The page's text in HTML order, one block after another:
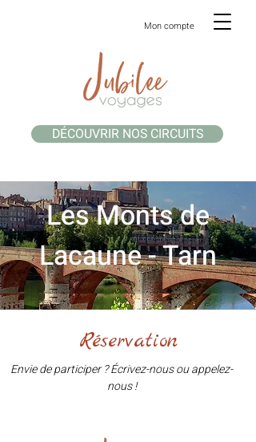
Mon compte
DÉCOUVRIR NOS CIRCUITS
Les Monts de
Lacaune - Tarn
Réservation
Envie de participer ? Écrivez-nous ou appelez-
nous !